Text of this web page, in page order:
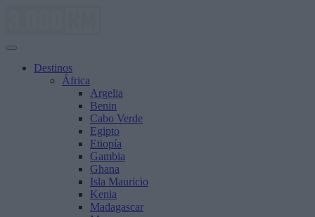
Destinos
África
Argelia
Benin
Cabo Verde
Egipto
Etiopía
Gambia
Ghana
Isla Mauricio
Kenia
Madagascar